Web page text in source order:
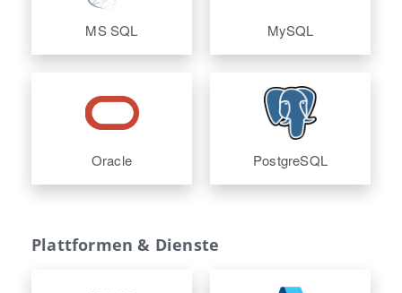
MS SQL MySQL
Oracle PostgreSQL
Plattformen & Dienste